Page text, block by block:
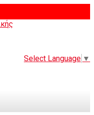
Select Language ▼